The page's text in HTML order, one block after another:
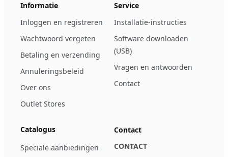
Informatie
Inloggen en registreren
Wachtwoord vergeten
Betaling en verzending
Annuleringsbeleid
Over ons
Outlet Stores
Service
Installatie-instructies
Software downloaden
(USB)
Vragen en antwoorden
Contact
Catalogus
Speciale aanbiedingen
Contact
CONTACT